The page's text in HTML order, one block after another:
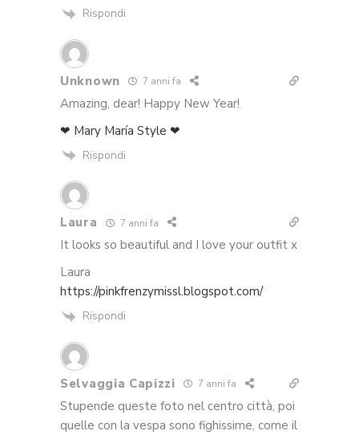
Rispondi
Unknown 7 anni fa
Amazing, dear! Happy New Year!
❤ Mary María Style ❤
Rispondi
Laura 7 anni fa
It looks so beautiful and I love your outfit x
Laura
https://pinkfrenzymissl.blogspot.com/
Rispondi
Selvaggia Capizzi 7 anni fa
Stupende queste foto nel centro città, poi
quelle con la vespa sono fighissime, come il